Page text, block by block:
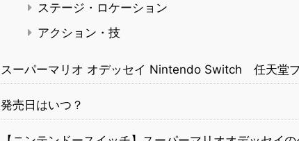
ステージ・ロケーション
アクション・技
スーパーマリオ オデッセイ Nintendo Switch 任天堂
発売日はいつ？